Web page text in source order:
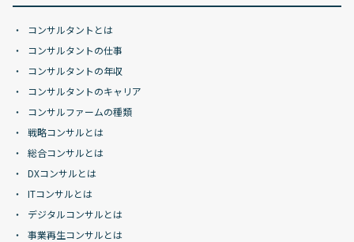
コンサルタントとは
コンサルタントの仕事
コンサルタントの年収
コンサルタントのキャリア
コンサルファームの種類
戦略コンサルとは
総合コンサルとは
DXコンサルとは
ITコンサルとは
デジタルコンサルとは
事業再生コンサルとは